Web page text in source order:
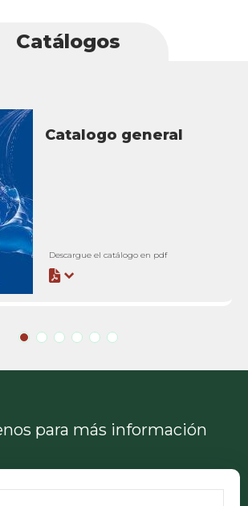
Catálogos
Catalogo general
Descargue el catálogo en pdf
para más información